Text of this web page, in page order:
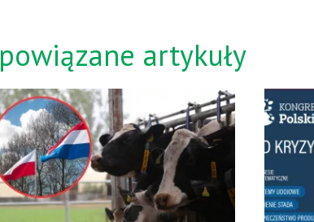
powiązane artykuły